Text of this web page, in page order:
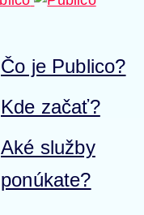
Čo je Publico?
Kde začať?
Aké služby
ponúkate?